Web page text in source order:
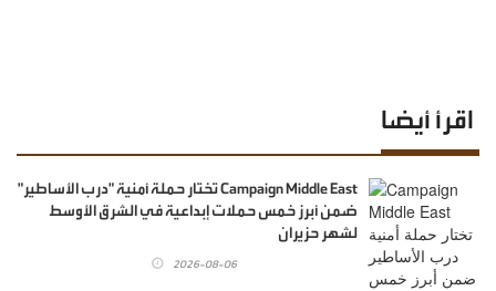
اقرأ أيضا
Campaign Middle East تختار حملة أمنية "درب الأساطير"
ضمن أبرز خمس حملات إبداعية في الشرق الأوسط
لشهر حزيران
2026-08-06